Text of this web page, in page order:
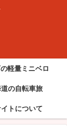
軽量ミニベロ
道の自転車旅
トについて